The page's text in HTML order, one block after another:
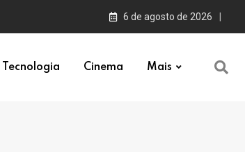
6 de agosto de 2026
Tecnologia Cinema Mais